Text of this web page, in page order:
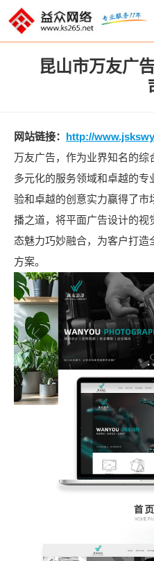
昆山市万友广
网站链接： http://
万友广告，作为业界知名的
多元化的服务领域和卓越的
验和卓越的创意实力赢得了
播之道，将平面广告设计的
态魅力巧妙融合，为客户打造
方案。